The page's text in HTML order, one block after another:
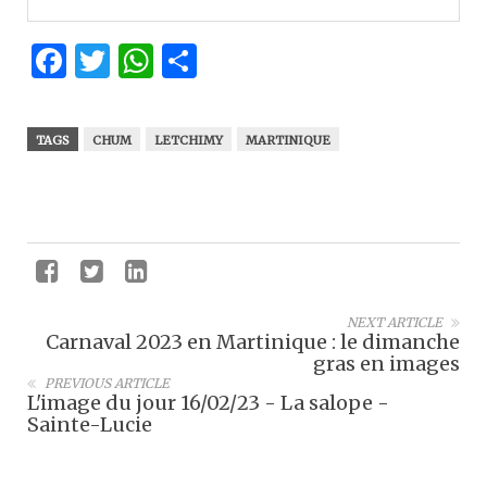
Facebook
Twitter
WhatsApp
TAGS CHUM LETCHIMY MARTINIQUE
NEXT ARTICLE
Carnaval 2023 en Martinique : le dimanche
gras en images
PREVIOUS ARTICLE
L'image du jour 16/02/23 - La salope -
Sainte-Lucie